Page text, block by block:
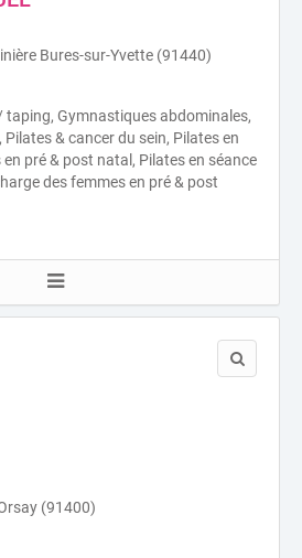
Bures-sur-Yvette (91440)
Gymnastiques abdominales,
& cancer du sein, Pilates en
pré & post natal, Pilates en séance
des femmes en pré & post
(91400)